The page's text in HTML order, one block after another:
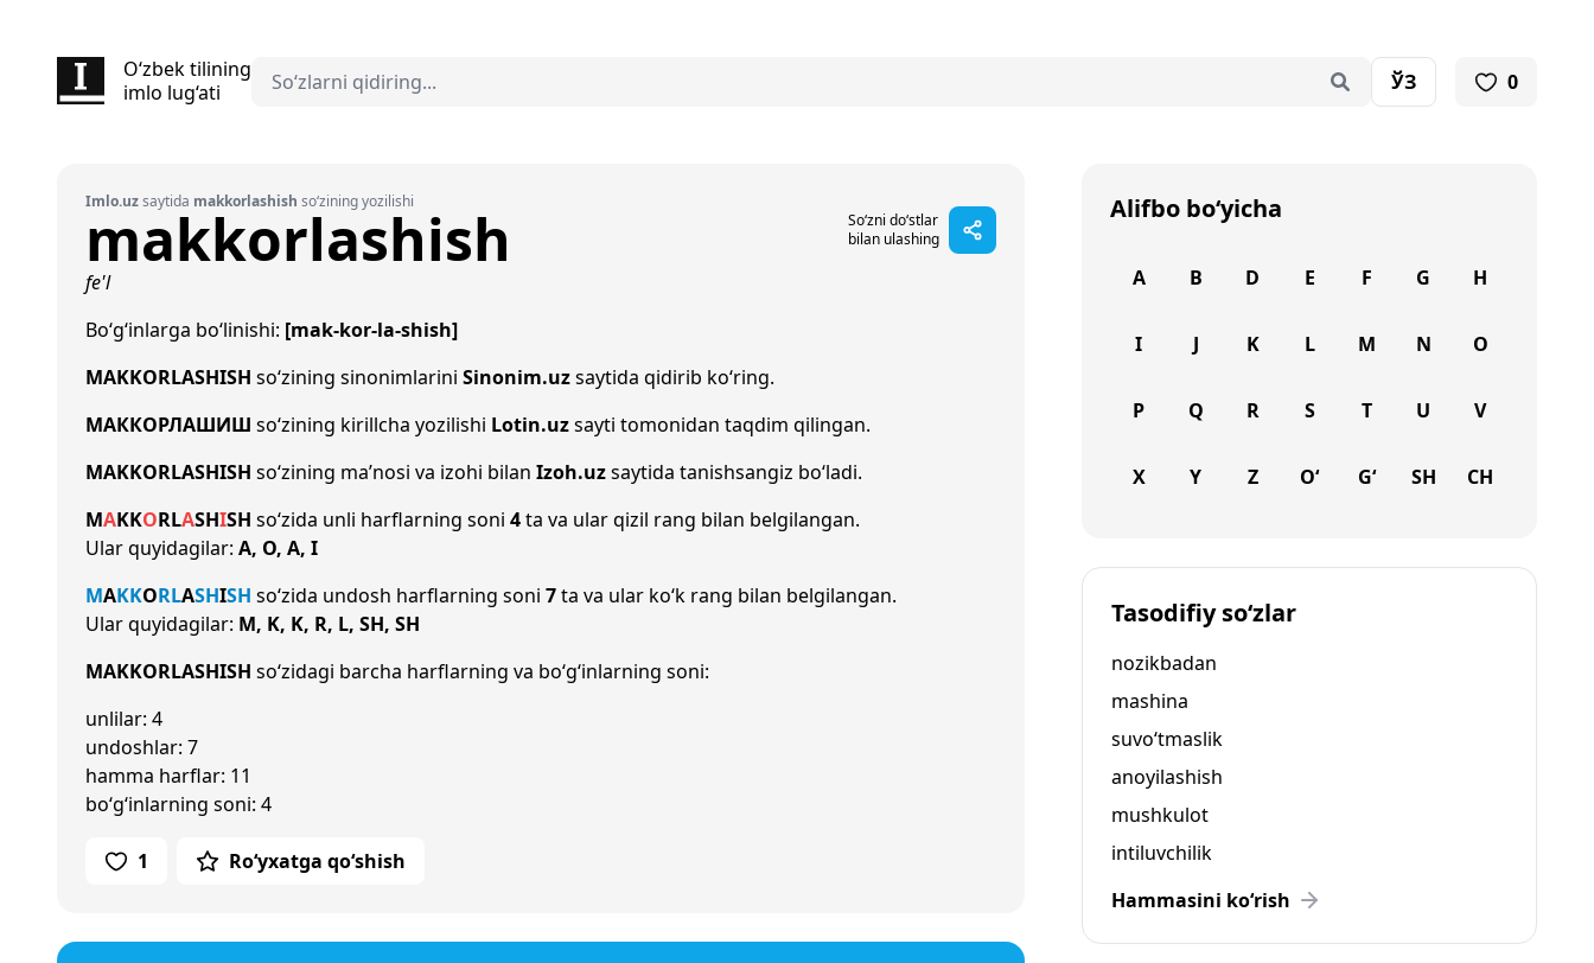
O‘zbek tilining
imlo lug‘ati
ЎЗ 0
Imlo.uzsaytida makkorlashish so‘zining yozilishi
makkorlashish
So‘zni do‘stlar
bilan ulashing
fe'l
Bo‘g‘inlarga bo‘linishi: [mak-kor-la-shish]
MAKKORLASHISH so‘zining sinonimlarini Sinonim.uzsaytida qidirib ko‘ring.
МАККОРЛАШИШ so‘zining kirillcha yozilishi Lotin.uzsayti tomonidan taqdim qilingan.
MAKKORLASHISH so‘zining ma’nosi va izohi bilan Izoh.uzsaytida tanishsangiz bo‘ladi.
MAKKORLASHISH so‘zida unli harflarning soni 4ta va ular qizil rang bilan belgilangan.
Ular quyidagilar: A, O, A, I
MAKKORLASHISH so‘zida undosh harflarning soni 7ta va ular ko‘k rang bilan belgilangan.
Ular quyidagilar: M, K, K, R, L, SH, SH
MAKKORLASHISH so‘zidagi barcha harflarning va bo‘g‘inlarning soni:
unlilar: 4
undoshlar: 7
hamma harflar: 11
bo‘g‘inlarning soni: 4
1 Ro‘yxatga qo‘shish
Alifbo bo‘yicha
A B D E F G H
I J K L M N O
P Q R S T U V
X Y Z O‘ G‘ SH CH
Tasodifiy so‘zlar
nozikbadan
mashina
suvo‘tmaslik
anoyilashish
mushkulot
intiluvchilik
Hammasini ko‘rish